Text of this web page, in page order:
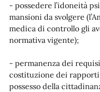
- possedere l’idoneità
mansioni da svolgere
medica di controllo gli
normativa vigente);
- permanenza dei
costituzione dei
possesso della